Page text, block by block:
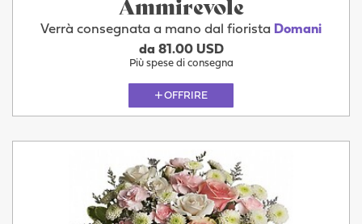
Verrà consegnata a mano dal fiorista Domani
da 81.00 USD
Più spese di consegna
OFFRIRE